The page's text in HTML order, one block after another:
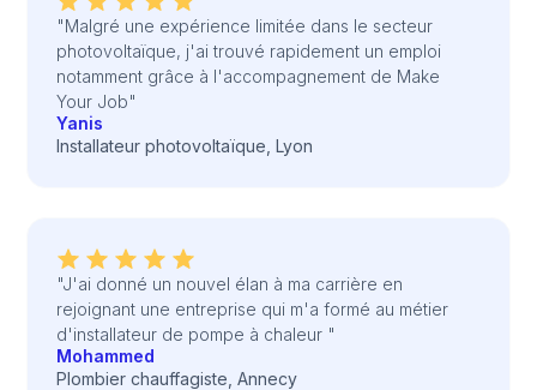
"Malgré une expérience limitée dans le secteur
photovoltaïque, j'ai trouvé rapidement un emploi
notamment grâce à l'accompagnement de Make
Your Job"
Yanis
Installateur photovoltaïque, Lyon
"J'ai donné un nouvel élan à ma carrière en
rejoignant une entreprise qui m'a formé au métier
d'installateur de pompe à chaleur "
Mohammed
Plombier chauffagiste, Annecy